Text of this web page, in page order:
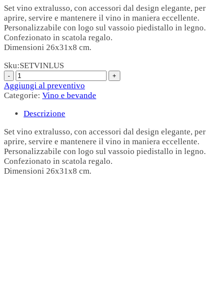
Set vino extralusso, con accessori dal design elegante, per
aprire, servire e mantenere il vino in maniera eccellente.
Personalizzabile con logo sul vassoio piedistallo in legno.
Confezionato in scatola regalo.
Dimensioni 26x31x8 cm.
Sku:SETVINLUS
Aggiungi al preventivo
Categorie: Vino e bevande
Descrizione
Set vino extralusso, con accessori dal design elegante, per
aprire, servire e mantenere il vino in maniera eccellente.
Personalizzabile con logo sul vassoio piedistallo in legno.
Confezionato in scatola regalo.
Dimensioni 26x31x8 cm.